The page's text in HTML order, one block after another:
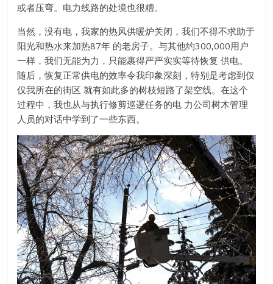
或者压弯。电力线路的处境也很糟。
当然，没有电，我家的热风供暖炉关闭，我们不得不求助于
阳光和热水来加热87年 的老房子。与其他约300,000用户
一样，我们无能为力，只能裹得严严实实等待恢复 供电。
随后，恢复正常供电的效率令我印象深刻，特别是考虑到仅
仅我所在的街区 就有如此多的树枝短路了架空线。在这个
过程中，我也从与执行修剪巡逻任务的电 力公司树木管理
人员的对话中学到了一些东西。